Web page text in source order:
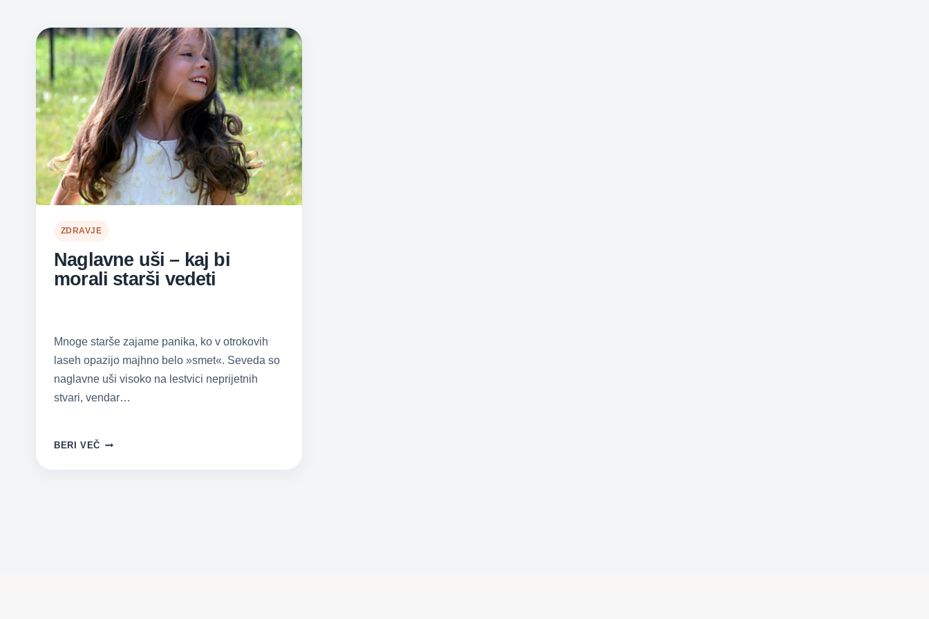
ZDRAVJE
Naglavne uši – kaj bi
morali starši vedeti
Mnoge starše zajame panika, ko v otrokovih
laseh opazijo majhno belo »smet«. Seveda so
naglavne uši visoko na lestvici neprijetnih
stvari, vendar…
BERI VEČ NAGLAVNE
–